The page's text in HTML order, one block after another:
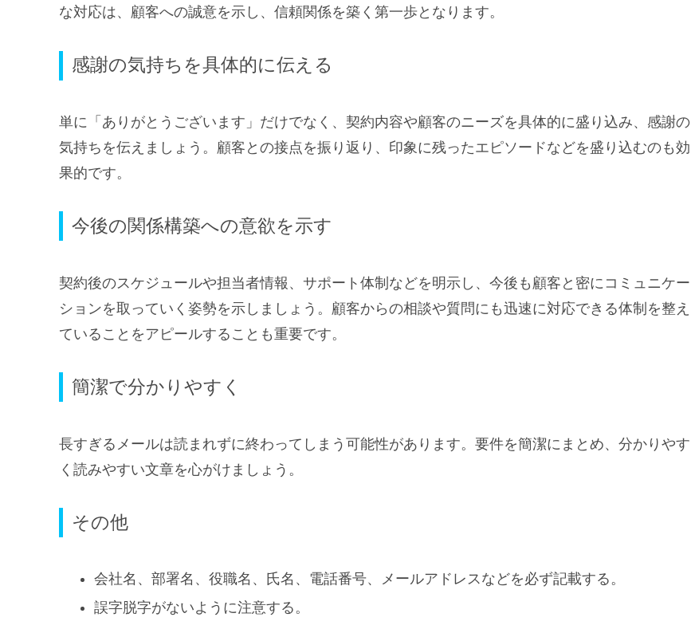
な対応は、顧客への誠意を示し、信頼関係を築く第一歩となります。
感謝の気持ちを具体的に伝える
単に「ありがとうございます」だけでなく、契約内容や顧客のニーズを具体的に盛り込み、感謝の
気持ちを伝えましょう。顧客との接点を振り返り、印象に残ったエピソードなどを盛り込むのも効
果的です。
今後の関係構築への意欲を示す
契約後のスケジュールや担当者情報、サポート体制などを明示し、今後も顧客と密にコミュニケー
ションを取っていく姿勢を示しましょう。顧客からの相談や質問にも迅速に対応できる体制を整え
ていることをアピールすることも重要です。
簡潔で分かりやすく
長すぎるメールは読まれずに終わってしまう可能性があります。要件を簡潔にまとめ、分かりやす
く読みやすい文章を心がけましょう。
その他
会社名、部署名、役職名、氏名、電話番号、メールアドレスなどを必ず記載する。
誤字脱字がないように注意する。